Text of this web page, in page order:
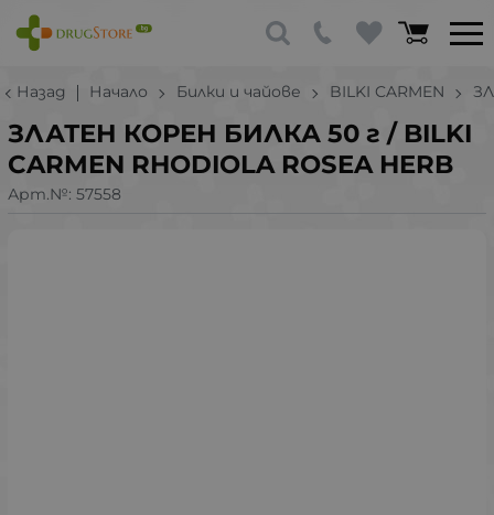
Назад Начало Билки и чайове BILKI CARMEN
ЗЛАТЕН КОРЕН БИЛКА 50 г / BILKI
CARMEN RHODIOLA ROSEA HERB
Арт.№: 57558